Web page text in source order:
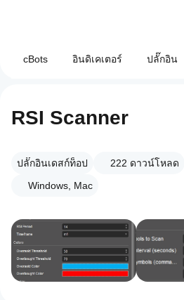
cBots อินดิเคเตอร์ ปลั๊กอิน
RSI Scanner
ปลั๊กอินเดสก์ท็อป 222 ดาวน์โหลด
Windows, Mac